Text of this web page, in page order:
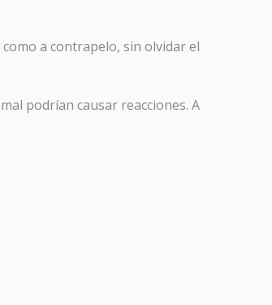
a contrapelo, sin olvidar el
podrían causar reacciones. A